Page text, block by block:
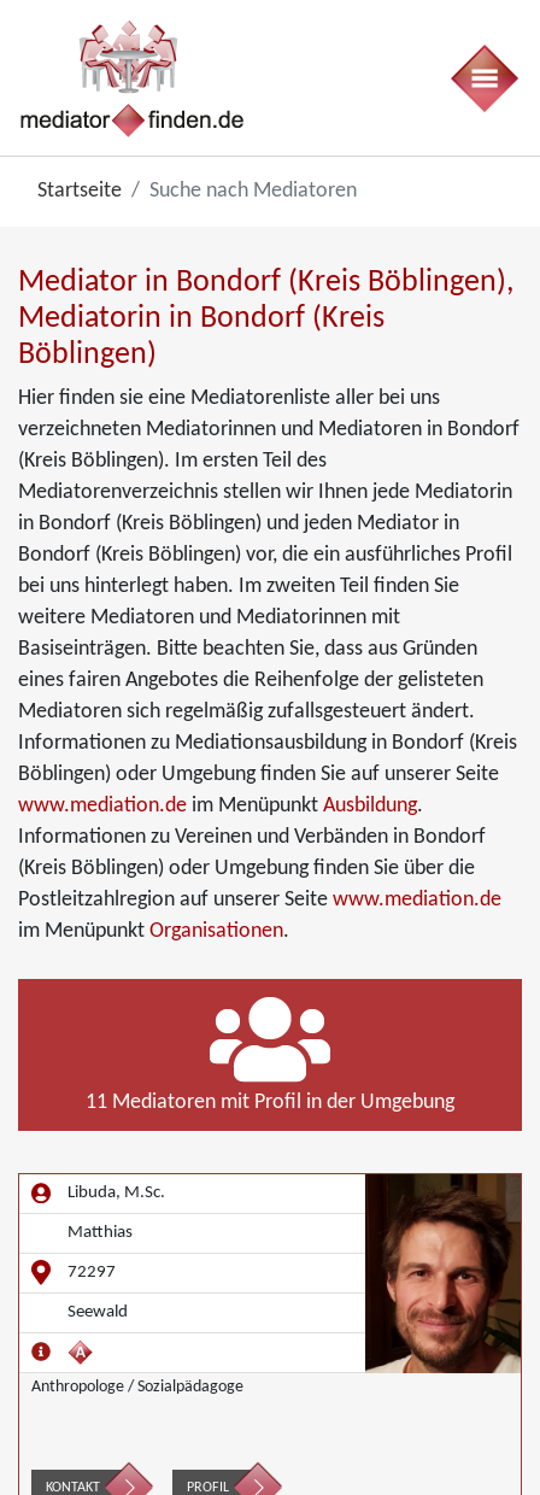
Startseite Suche nach Mediatoren
Mediator in Bondorf (Kreis Böblingen),
Mediatorin in Bondorf (Kreis
Böblingen)
Hier finden sie eine Mediatorenliste aller bei uns
verzeichneten Mediatorinnen und Mediatoren in Bondorf
(Kreis Böblingen). Im ersten Teil des
Mediatorenverzeichnis stellen wir Ihnen jede Mediatorin
in Bondorf (Kreis Böblingen) und jeden Mediator in
Bondorf (Kreis Böblingen) vor, die ein ausführliches Profil
bei uns hinterlegt haben. Im zweiten Teil finden Sie
weitere Mediatoren und Mediatorinnen mit
Basiseinträgen. Bitte beachten Sie, dass aus Gründen
eines fairen Angebotes die Reihenfolge der gelisteten
Mediatoren sich regelmäßig zufallsgesteuert ändert.
Informationen zu Mediationsausbildung in Bondorf (Kreis
Böblingen) oder Umgebung finden Sie auf unserer Seite
www.mediation.de im Menüpunkt Ausbildung.
Informationen zu Vereinen und Verbänden in Bondorf
(Kreis Böblingen) oder Umgebung finden Sie über die
Postleitzahlregion auf unserer Seite www.mediation.de
im Menüpunkt Organisationen.
11 Mediatoren mit Profil in der Umgebung
Libuda, M.Sc.
Matthias
72297
Seewald
Anthropologe / Sozialpädagoge
KONTAKT PROFIL